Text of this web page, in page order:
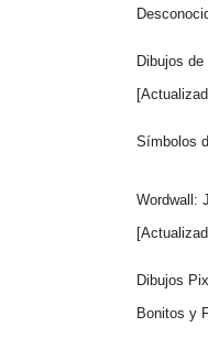
Dibujos
Símbolos
Wordwall:
Dibujos
Bonitos y